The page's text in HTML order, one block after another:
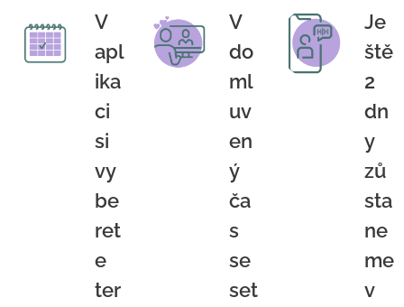
V
apl
ika
ci
si
vy
be
ret
e
ter
V
do
ml
uv
en
ý
ča
s
se
set
Je
ště
2
dn
y
zů
sta
ne
me
v